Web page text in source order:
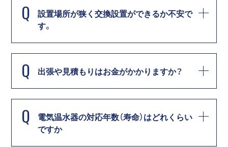
Q
設置場所が狭く交換設置ができるか不安で
す。
Q 出張や見積もりはお金がかかりますか？
Q
電気温水器の対応年数（寿命）はどれくらい
ですか